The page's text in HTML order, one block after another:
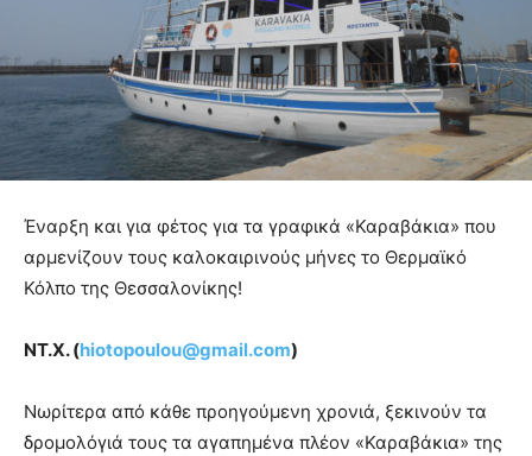
Έναρξη και για φέτος για τα γραφικά «Καραβάκια» που
αρμενίζουν τους καλοκαιρινούς μήνες το Θερμαϊκό
Κόλπο της Θεσσαλονίκης!
ΝΤ.Χ. (hiotopoulou@gmail.com)
Νωρίτερα από κάθε προηγούμενη χρονιά, ξεκινούν τα
δρομολόγιά τους τα αγαπημένα πλέον «Καραβάκια» της